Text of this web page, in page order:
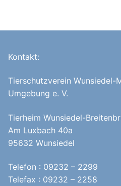
Kontakt:
Tierschutzverein Wunsiedel-
Umgebung e. V.
Tierheim Wunsiedel-
Am Luxbach 40a
95632 Wunsiedel
Telefon : 09232 – 2299
Telefax : 09232 – 2258